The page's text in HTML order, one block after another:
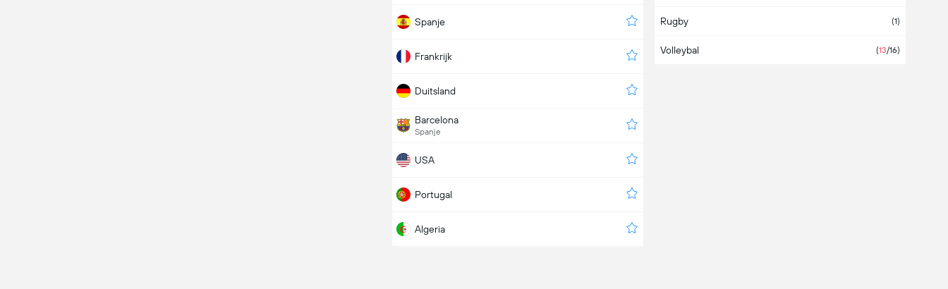
Hongarije
Internationaal
Rugby (1)
Volleybal (13/16)
Spanje
Frankrijk
Duitsland
Barcelona
Spanje
USA
Portugal
Algeria